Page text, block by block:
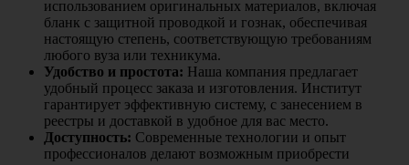
использованием оригинальных материалов, включая
бланк с защитной проводкой и гознак, обеспечивая
настоящую степень, соответствующую требованиям
любого вуза или техникума.
Удобство и простота: Наша компания предлагает
удобный процесс заказа и изготовления. Институт
гарантирует эффективную систему, с занесением в
реестры и доставкой в удобное для вас место.
Доступность: Современные технологии и опыт
профессионалов делают возможным приобрести